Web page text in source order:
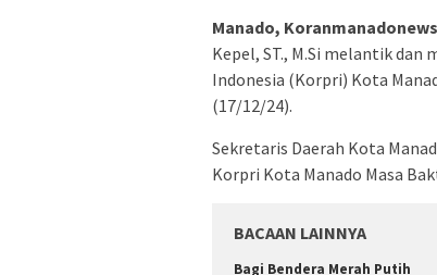
Manado,
Kepel, ST., M.Si melantik dan
Indonesia (Korpri) Kota
(17/12/24).
Sekretaris Daerah Kota
Korpri Kota Manado Masa
BACAAN LAINNYA
Bagi Bendera Merah Putih